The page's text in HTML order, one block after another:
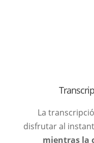
La
disfrutar al
mientras la